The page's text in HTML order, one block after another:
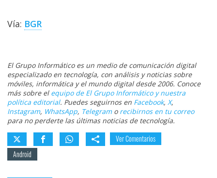
Vía: BGR
El Grupo Informático es un medio de comunicación digital
especializado en tecnología, con análisis y noticias sobre
móviles, informática y el mundo digital desde 2006. Conoce
más sobre el equipo de El Grupo Informático y nuestra
política editorial. Puedes seguirnos en Facebook, X,
Instagram, WhatsApp, Telegramo recibirnos en tu correo
para no perderte las últimas noticias de tecnología.
Ver Comentarios
Android